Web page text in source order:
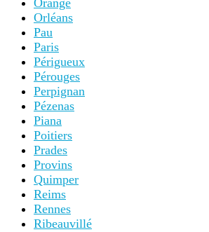
Orange
Orléans
Pau
Paris
Périgueux
Pérouges
Perpignan
Pézenas
Piana
Poitiers
Prades
Provins
Quimper
Reims
Rennes
Ribeauvillé